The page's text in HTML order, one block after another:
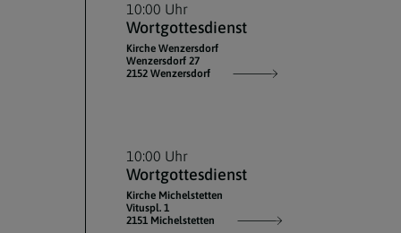
10:00 Uhr
Wortgottesdienst
Kirche Wenzersdorf
Wenzersdorf 27
2152 Wenzersdorf
10:00 Uhr
Wortgottesdienst
Kirche Michelstetten
Vituspl. 1
2151 Michelstetten